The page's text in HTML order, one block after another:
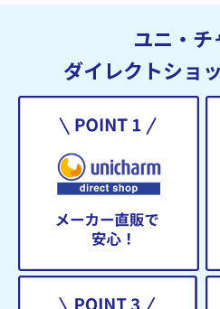
ユニ・チ
ダイレクトショ